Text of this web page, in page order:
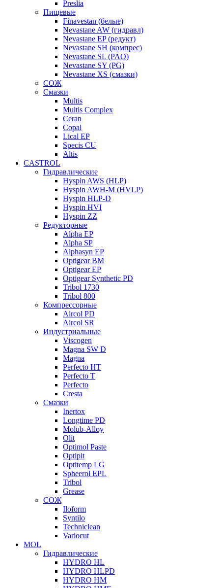
Preslia
Пищевые
Finavestan (белые)
Nevastane AW (гидравл)
Nevastane EP (редукт)
Nevastane SH (компрес)
Nevastane SL (PAO)
Nevastane SY (PG)
Nevastane XS (смазки)
СОЖ
Смазки
Multis
Multis Complex
Ceran
Copal
Lical EP
Specis CU
Altis
CASTROL
Гидравлические
Hyspin AWS (HLP)
Hyspin AWH-M (HVLP)
Hyspin HLP-D
Hyspin HVI
Hyspin ZZ
Редукторные
Alpha EP
Alpha SP
Alphasyn EP
Optigear BM
Optigear EP
Optigear Synthetic PD
Tribol 1730
Tribol 800
Компрессорные
Aircol PD
Aircol SR
Индустриальные
Viscogen
Magna SW D
Magna
Perfecto HT
Perfecto T
Perfecto
Cresta
Смазки
Inertox
Longtime PD
Molub-Alloy
Olit
Optimol Paste
Optipit
Optitemp LG
Spheerol EPL
Tribol
Grease
СОЖ
Iloform
Syntilo
Techniclean
Variocut
MOL
Гидравлические
HYDRO HL
HYDRO HLPD
HYDRO HM